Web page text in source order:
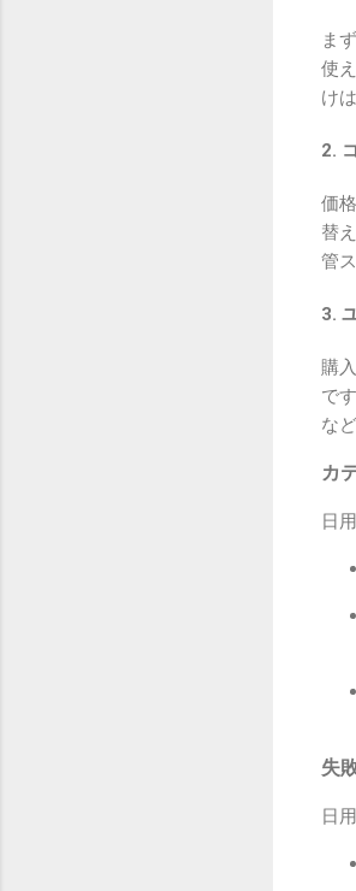
ま
使
け
2.
価
替
管
3.
購
で
な
カ
日
失
日